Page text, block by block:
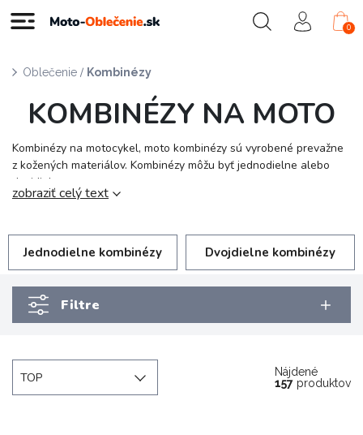
0
Oblečenie / Kombinézy
KOMBINÉZY NA MOTO
Kombinézy na motocykel, moto kombinézy sú vyrobené prevažne
z kožených materiálov. Kombinézy môžu byť jednodielne alebo
dvojdielne.
zobraziť celý text
Jednodielne kombinézy Dvojdielne kombinézy
Filtre
Nájdené
157 produktov
TOP